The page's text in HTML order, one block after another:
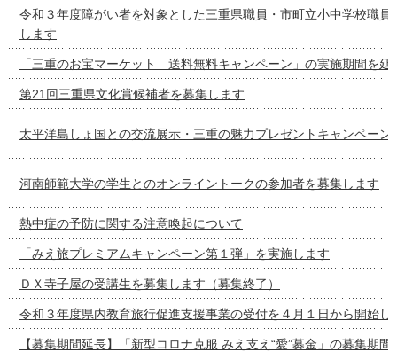
令和３年度障がい者を対象とした三重県職員・市町立小中学校職員
します
「三重のお宝マーケット 送料無料キャンペーン」の実施期間を延
第21回三重県文化賞候補者を募集します
太平洋島しょ国との交流展示・三重の魅力プレゼントキャンペーン
河南師範大学の学生とのオンライントークの参加者を募集します
熱中症の予防に関する注意喚起について
「みえ旅プレミアムキャンペーン第１弾」を実施します
ＤＸ寺子屋の受講生を募集します（募集終了）
令和３年度県内教育旅行促進支援事業の受付を４月１日から開始し
【募集期間延長】「新型コロナ克服 みえ支え“愛”募金」の募集期